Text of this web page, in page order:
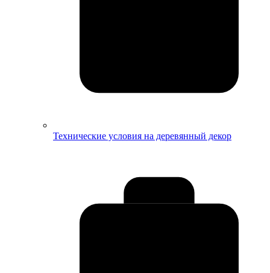
Технические условия на деревянный декор